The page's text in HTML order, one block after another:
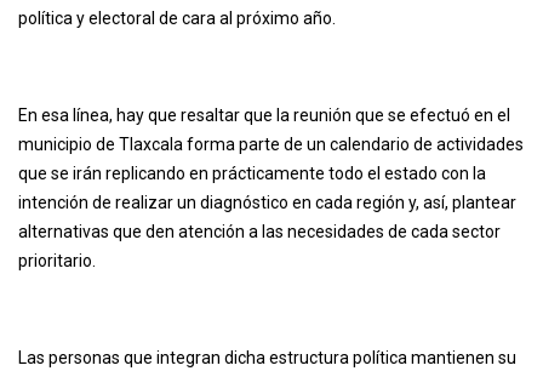
política y electoral de cara al próximo año.
En esa línea, hay que resaltar que la reunión que se efectuó en el
municipio de Tlaxcala forma parte de un calendario de actividades
que se irán replicando en prácticamente todo el estado con la
intención de realizar un diagnóstico en cada región y, así, plantear
alternativas que den atención a las necesidades de cada sector
prioritario.
Las personas que integran dicha estructura política mantienen su